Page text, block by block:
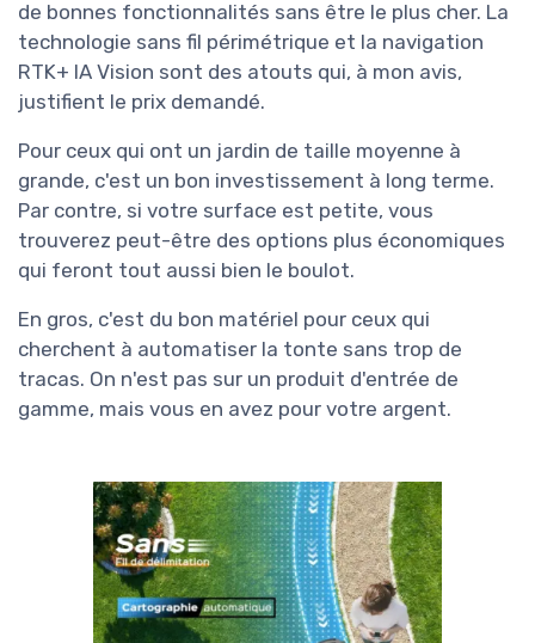
de bonnes fonctionnalités sans être le plus cher. La
technologie sans fil périmétrique et la navigation
RTK+ IA Vision sont des atouts qui, à mon avis,
justifient le prix demandé.
Pour ceux qui ont un jardin de taille moyenne à
grande, c'est un bon investissement à long terme.
Par contre, si votre surface est petite, vous
trouverez peut-être des options plus économiques
qui feront tout aussi bien le boulot.
En gros, c'est du bon matériel pour ceux qui
cherchent à automatiser la tonte sans trop de
tracas. On n'est pas sur un produit d'entrée de
gamme, mais vous en avez pour votre argent.